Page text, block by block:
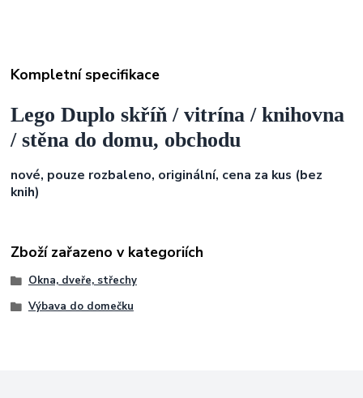
Kompletní specifikace
Lego Duplo skříň / vitrína / knihovna
/ stěna do domu, obchodu
nové, pouze rozbaleno, originální, cena za kus (bez
knih)
Zboží zařazeno v kategoriích
Okna, dveře, střechy
Výbava do domečku